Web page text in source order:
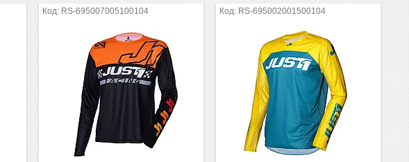
RS-695007005100104 RS-695002001500104